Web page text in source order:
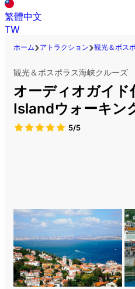
繁體中文
TW
ホーム アトラクション 観光＆ボス
観光＆ボスポラス海峡クルーズ
オーディオガイ
Islandウォーキン
5/5